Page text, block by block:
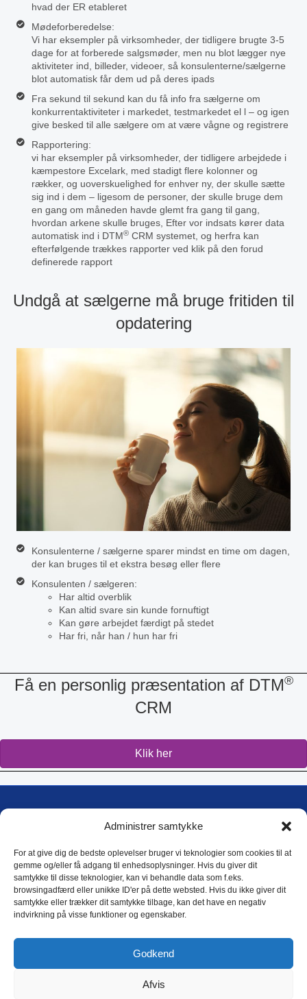
Administrer samtykke
For at give dig de bedste oplevelser bruger vi teknologier som cookies til at
gemme og/eller få adgang til enhedsoplysninger. Hvis du giver dit
samtykke til disse teknologier, kan vi behandle data som f.eks.
browsingadfærd eller unikke ID'er på dette websted. Hvis du ikke giver dit
samtykke eller trækker dit samtykke tilbage, kan det have en negativ
indvirkning på visse funktioner og egenskaber.
Godkend
Afvis
hvad der ER etableret
Mødeforberedelse:
Vi har eksempler på virksomheder, der tidligere brugte 3-5
dage for at forberede salgsmøder, men nu blot lægger nye
aktiviteter ind, billeder, videoer, så konsulenterne/sælgerne
blot automatisk får dem ud på deres ipads
Fra sekund til sekund kan du få info fra sælgerne om
konkurrentaktiviteter i markedet, testmarkedet el l – og igen
give besked til alle sælgere om at være vågne og registrere
Rapportering:
vi har eksempler på virksomheder, der tidligere arbejdede i
kæmpestore Excelark, med stadigt flere kolonner og
rækker, og uoverskuelighed for enhver ny, der skulle sætte
sig ind i dem – ligesom de personer, der skulle bruge dem
en gang om måneden havde glemt fra gang til gang,
hvordan arkene skulle bruges, Efter vor indsats kører data
automatisk ind i DTM® CRM systemet, og herfra kan
efterfølgende trækkes rapporter ved klik på den forud
definerede rapport
Undgå at sælgerne må bruge fritiden til
opdatering
Konsulenterne / sælgerne sparer mindst en time om dagen,
der kan bruges til et ekstra besøg eller flere
Konsulenten / sælgeren:
Har altid overblik
Kan altid svare sin kunde fornuftigt
Kan gøre arbejdet færdigt på stedet
Har fri, når han / hun har fri
Få en personlig præsentation af DTM®
CRM
Klik her
E-mail: dtm@dtm.dk
Tlf.: (+45) 4593 4588
CVR: 17 79 31 44